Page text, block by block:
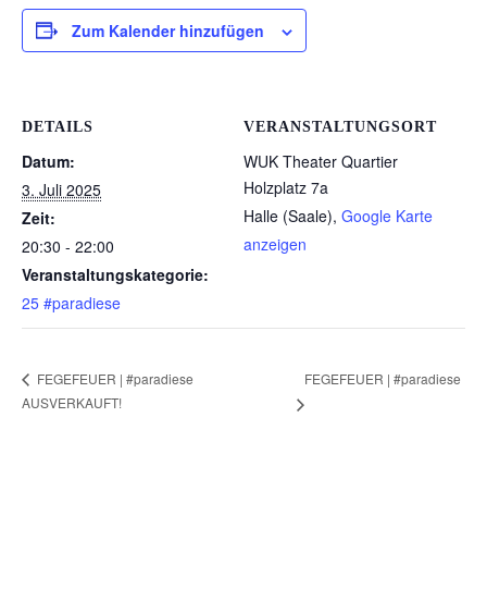
Zum Kalender hinzufügen
DETAILS
Datum:
3. Juli 2025
Zeit:
20:30 - 22:00
Veranstaltungskategorie:
25 #paradiese
VERANSTALTUNGSORT
WUK Theater Quartier
Holzplatz 7a
Halle (Saale), Google Karte
anzeigen
FEGEFEUER | #paradiese
AUSVERKAUFT!
FEGEFEUER | #paradiese